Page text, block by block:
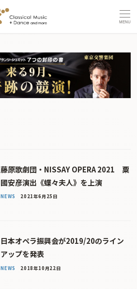
MENU
藤原歌劇団・NISSAY OPERA 2021 粟
國安彦演出《蝶々夫人》を上演
NEWS 2021年6月25日
日本オペラ振興会が2019/20のライン
アップを発表
NEWS 2018年10月22日